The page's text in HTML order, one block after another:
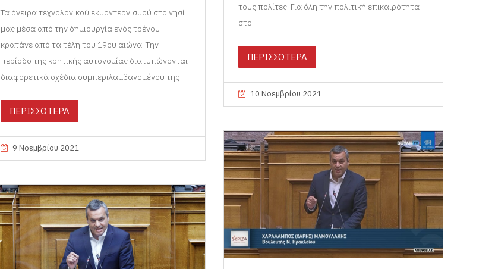
τους πολίτες. Για όλη την πολιτική επικαιρότητα
στο
ΠΕΡΙΣΣΟΤΕΡΑ
10 Νοεμβρίου 2021
Τα όνειρα τεχνολογικού εκμοντερνισμού στο νησί
μας μέσα από την δημιουργία ενός τρένου
κρατάνε από τα τέλη του 19ου αιώνα. Την
περίοδο της κρητικής αυτονομίας διατυπώνονται
διαφορετικά σχέδια συμπεριλαμβανομένου της
ΠΕΡΙΣΣΟΤΕΡΑ
9 Νοεμβρίου 2021